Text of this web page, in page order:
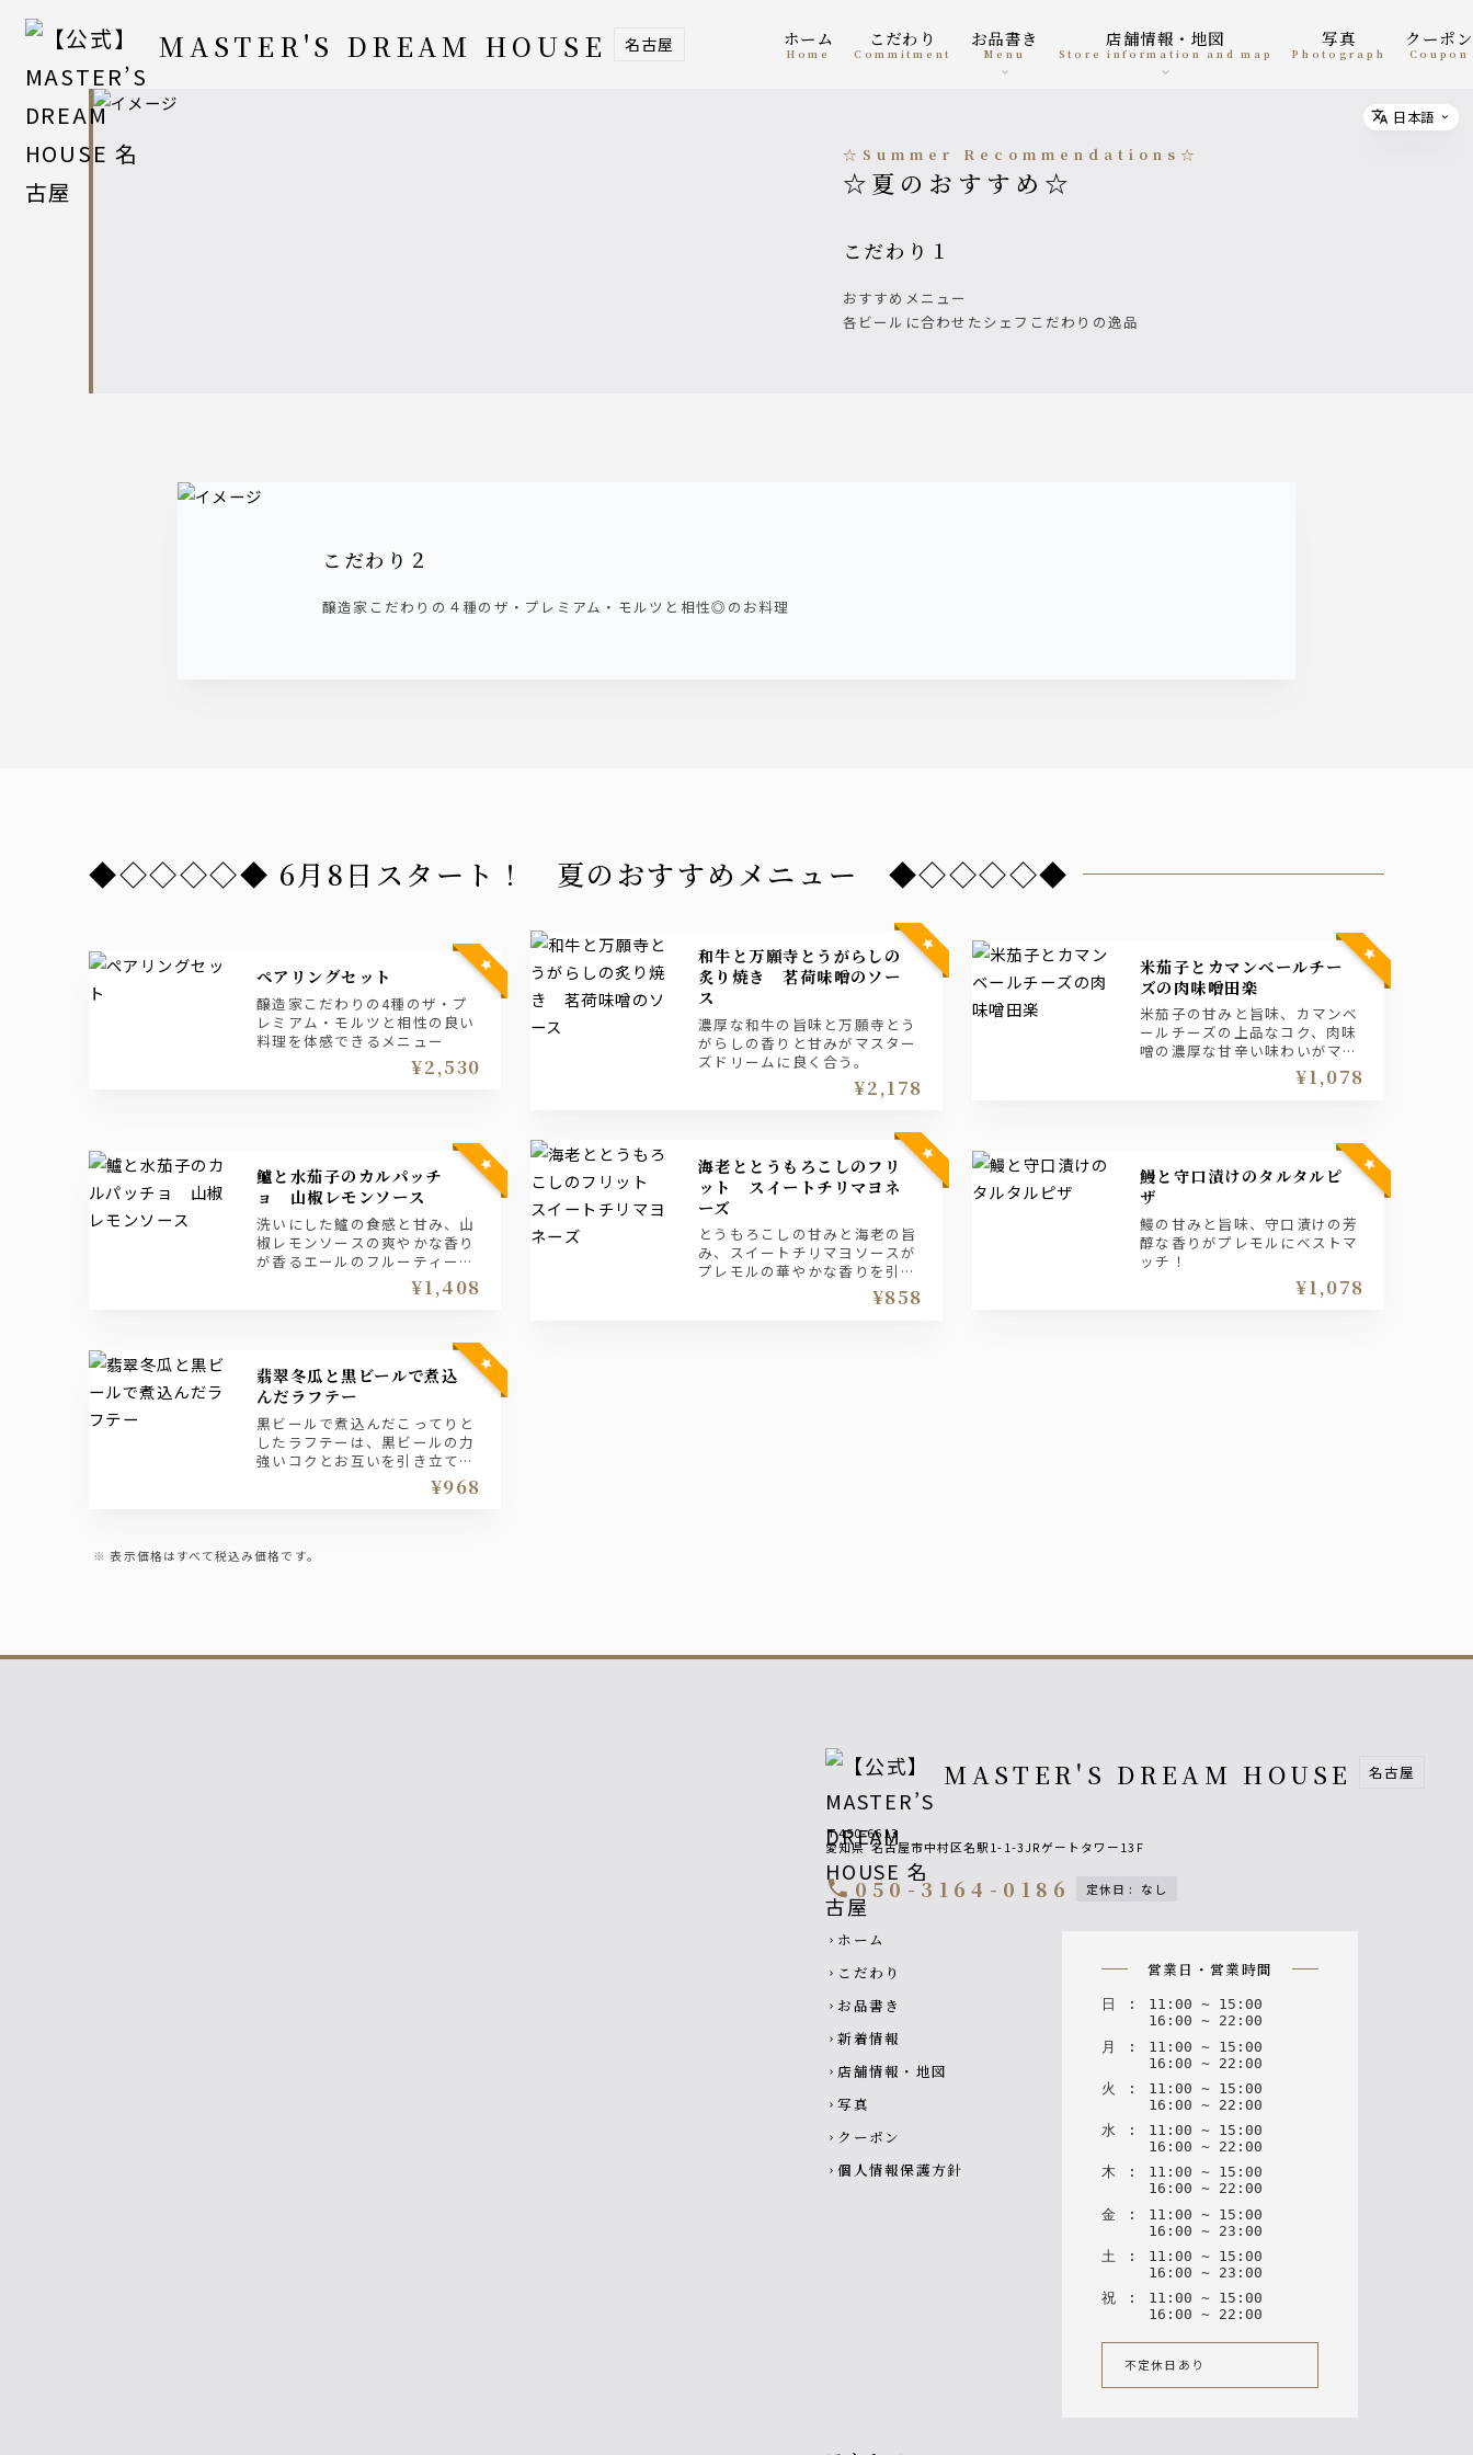
MASTER'S DREAM HOUSE 名古屋 ホーム
home
こだわり
Commitment
お品書き
menu
店舗情報・地図
Store information and map
写真
photograph
クーポン
coupon
☆Summer Recommendations☆
☆夏のおすすめ☆
こだわり１
おすすめメニュー
各ビールに合わせたシェフこだわりの逸品
こだわり２
醸造家こだわりの４種のザ・プレミアム・モルツと相性◎のお料理
◆◇◇◇◇◆ 6月8日スタート！ 夏のおすすめメニュー ◆◇◇◇◇◆
ペアリングセット
醸造家こだわりの4種のザ・プ
レミアム・モルツと相性の良い
料理を体感できるメニュー
¥2,530
和牛と万願寺とうがらしの
炙り焼き 茗荷味噌のソー
ス
濃厚な和牛の旨味と万願寺とう
がらしの香りと甘みがマスター
ズドリームに良く合う。
¥2,178
米茄子とカマンベールチー
ズの肉味噌田楽
米茄子の甘みと旨味、カマンベ
ールチーズの上品なコク、肉味
噌の濃厚な甘辛い味わいがマス
ターズドリームの多重奏で濃密
な味わいを引き立てる。¥1,078
鱸と水茄子のカルパッチ
ョ 山椒レモンソース
洗いにした鱸の食感と甘み、山
椒レモンソースの爽やかな香り
が香るエールのフルーティーで
奥深いコクを引き立てます。
¥1,408
海老ととうもろこしのフリ
ット スイートチリマヨネ
ーズ
とうもろこしの甘みと海老の旨
み、スイートチリマヨソースが
プレモルの華やかな香りを引き
¥858
鰻と守口漬けのタルタルピ
ザ
鰻の甘みと旨味、守口漬けの芳
醇な香りがプレモルにベストマ
ッチ！
¥1,078
翡翠冬瓜と黒ビールで煮込
んだラフテー
黒ビールで煮込んだこってりと
したラフテーは、黒ビールの力
強いコクとお互いを引き立てあ
¥968
表示価格はすべて税込み価格です。
Select
日本語
MASTER'S DREAM HOUSE 名古屋
〒450-6613
愛知県 名古屋市中村区名駅1-1-3JRゲートタワー13F
call 050-3164-0186 定休日 : なし
Footer navigation
chevron_right ホーム
chevron_right こだわり
chevron_right お品書き
chevron_right 新着情報
chevron_right 店舗情報・地図
chevron_right 写真
chevron_right クーポン
chevron_right 個人情報保護方針
営業日・営業時間
日 : 11 : 00 ~ 15 : 00
16 : 00 ~ 22 : 00
月
: 11 : 00 ~ 15 : 00
16 : 00 ~ 22 : 00
火
: 11 : 00 ~ 15 : 00
16 : 00 ~ 22 : 00
水 : 11 : 00 ~ 15 : 00
16 : 00 ~ 22 : 00
木
: 11 : 00 ~ 15 : 00
16 : 00 ~ 22 : 00
金
: 11 : 00 ~ 15 : 00
16 : 00 ~ 23 : 00
土
: 11 : 00 ~ 15 : 00
16 : 00 ~ 23 : 00
祝 : 11 : 00 ~ 15 : 00
16 : 00 ~ 22 : 00
不定休日あり